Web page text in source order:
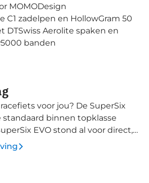
MOMODesign
C1 zadelpen en HollowGram 50
DTSwiss Aerolite spaken en
banden
voor jou? De SuperSix
standaard binnen topklasse
EVO stond al voor direct,
en de nieuwe generatie
en plust ze met nieuwe